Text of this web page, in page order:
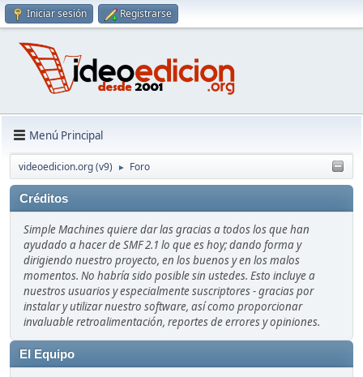
Iniciar sesión Registrarse
Menú Principal
videoedicion.org (v9) ► Foro
Créditos
Simple Machines quiere dar las gracias a todos los que han
ayudado a hacer de SMF 2.1 lo que es hoy; dando forma y
dirigiendo nuestro proyecto, en los buenos y en los malos
momentos. No habría sido posible sin ustedes. Esto incluye a
nuestros usuarios y especialmente suscriptores - gracias por
instalar y utilizar nuestro software, así como proporcionar
invaluable retroalimentación, reportes de errores y opiniones.
El Equipo